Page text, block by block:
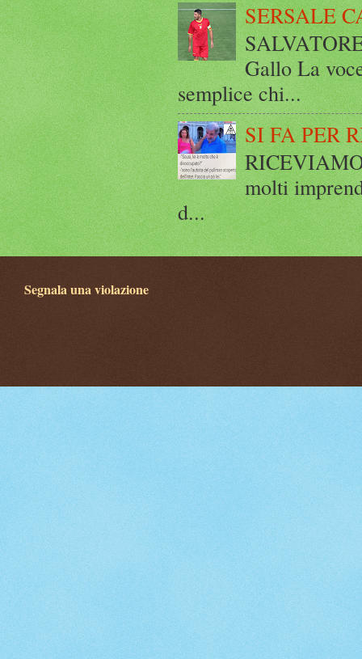
SERSALE
Gallo La
semplice chi...
SI FA PER
molti
d...
Segnala una violazione